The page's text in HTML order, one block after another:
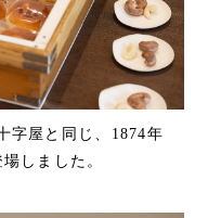
字屋と同じ、1874年
しました。